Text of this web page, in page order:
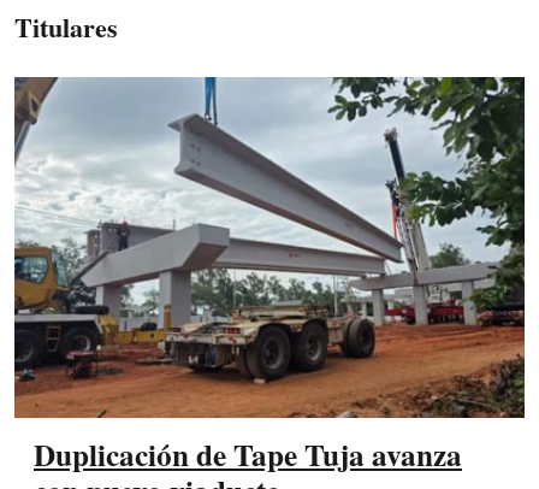
Titulares
Duplicación de Tape Tuja avanza